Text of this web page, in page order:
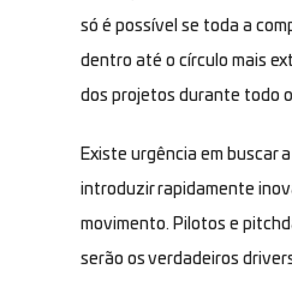
só é possível se toda a
dentro até o círculo mais
dos projetos durante todo
Existe urgência em buscar
introduzir rapidamente
movimento. Pilotos e
serão os verdadeiros